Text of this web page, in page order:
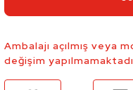
Ambalajı açılmış veya
değişim